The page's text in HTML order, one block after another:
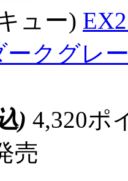
ュー)
クグレ
) 4,320ポ
売